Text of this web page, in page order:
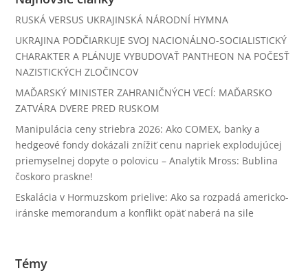
RUSKÁ VERSUS UKRAJINSKÁ NÁRODNÍ HYMNA
UKRAJINA PODČIARKUJE SVOJ NACIONÁLNO-SOCIALISTICKÝ
CHARAKTER A PLÁNUJE VYBUDOVAŤ PANTHEON NA POČESŤ
NAZISTICKÝCH ZLOČINCOV
MAĎARSKÝ MINISTER ZAHRANIČNÝCH VECÍ: MAĎARSKO
ZATVÁRA DVERE PRED RUSKOM
Manipulácia ceny striebra 2026: Ako COMEX, banky a
hedgeové fondy dokázali znížiť cenu napriek explodujúcej
priemyselnej dopyte o polovicu – Analytik Mross: Bublina
čoskoro praskne!
Eskalácia v Hormuzskom prielive: Ako sa rozpadá americko-
iránske memorandum a konflikt opäť naberá na sile
Témy